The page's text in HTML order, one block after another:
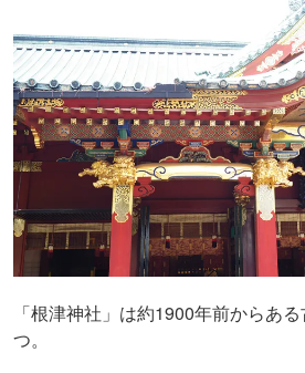
「根津神社」は約1900年前からあ
つ。